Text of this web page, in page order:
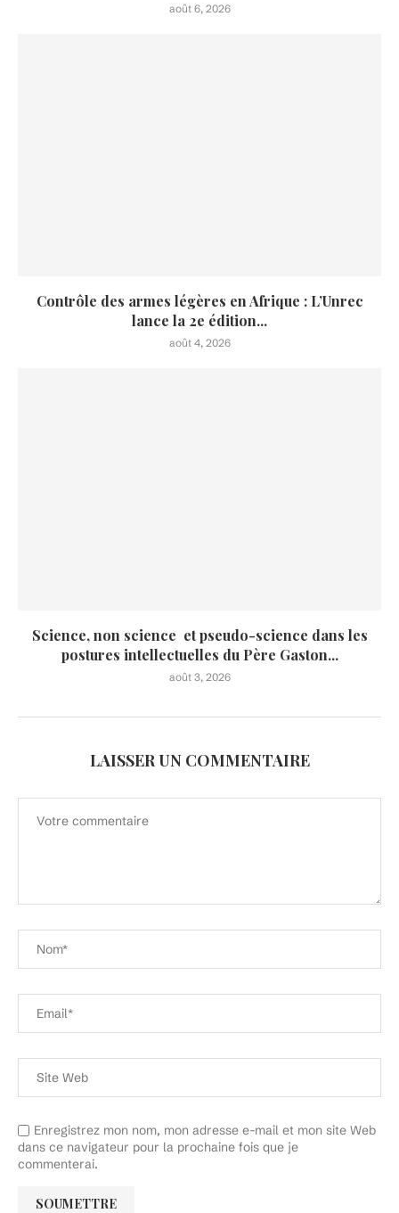
août 6, 2026
Contrôle des armes légères en Afrique : L’Unrec
lance la 2e édition...
août 4, 2026
Science, non science et pseudo-science dans les
postures intellectuelles du Père Gaston...
août 3, 2026
LAISSER UN COMMENTAIRE
Enregistrez mon nom, mon adresse e-mail et mon site Web
dans ce navigateur pour la prochaine fois que je
commenterai.